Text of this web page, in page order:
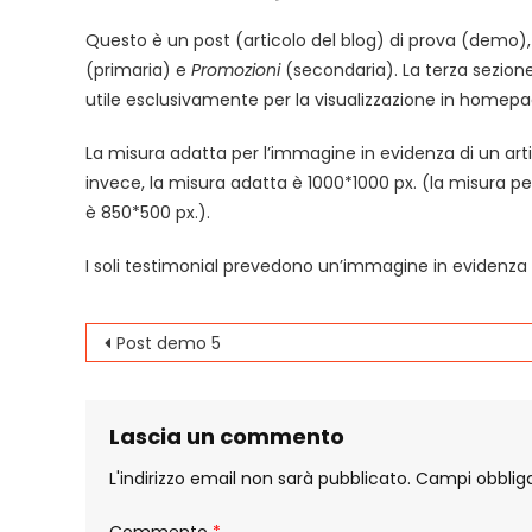
demo
4
Questo è un post (articolo del blog) di prova
(primaria) e Promozioni(secondaria). La terza
utile esclusivamente per la visualizzazione in
La misura adatta per l’immagine in evidenza di un
invece, la misura adatta è 1000*1000 px. (la misura
è 850*500 px.).
I soli testimonial prevedono un’immagine in
Navigazione
Post demo 5
Lascia un commento
L'indirizzo email non sarà pubblicato. Campi